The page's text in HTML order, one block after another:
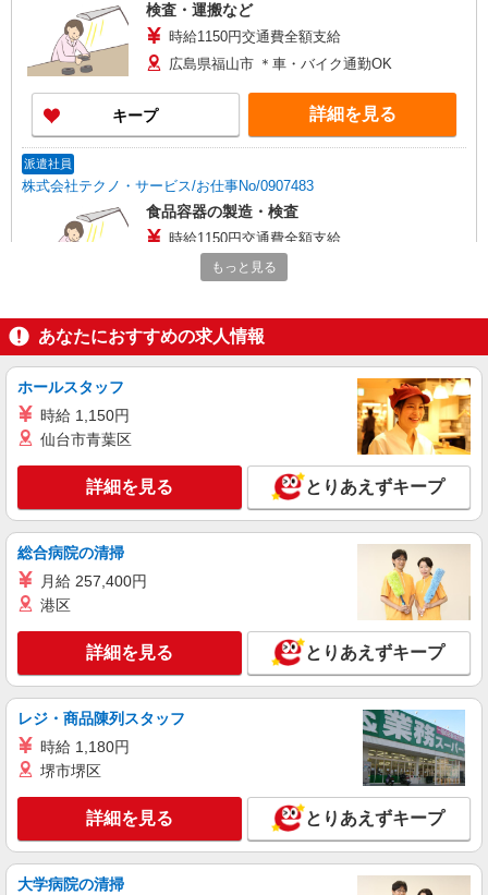
検査・運搬など
時給1150円交通費全額支給
広島県福山市 ＊車・バイク通勤OK
キープ 詳細を見る
派遣社員
株式会社テクノ・サービス/お仕事No/0907483
食品容器の製造・検査
時給1150円交通費全額支給
広島県福山市 ＊車・バイク通勤OK
キープ 詳細を見る
派遣社員
株式会社テクノ・サービス/お仕事No/0902280
広島県福山市
キープ 詳細を見る
株式会社テクノ・サービス/お仕事No/0896459
時給1360円交通費全額支給
広島県福山市 ＊車・バイク通勤OK
キープ 詳細を見る
派遣社員
機械オペレーター等
時給1200円交通費全額支給
もっと見る
あなたにおすすめの求人情報
ホールスタッフ
時給 1,150円
仙台市青葉区
詳細を見る とりあえずキープ
総合病院の清掃
月給 257,400円
港区
詳細を見る とりあえずキープ
レジ・商品陳列スタッフ
時給 1,180円
堺市堺区
詳細を見る とりあえずキープ
大学病院の清掃